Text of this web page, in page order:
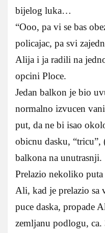
bijelog luka…
“Ooo, pa vi se bas
policajac, pa svi
Alija i ja radili na
opcini Ploce.
Jedan balkon je bio
normalno izvucen
put, da ne bi isao
obicnu dasku, “tricu”,
balkona na unutrasnji.
Prelazio nekoliko puta
Ali, kad je prelazio sa
puce daska, propade
zemljanu podlogu,